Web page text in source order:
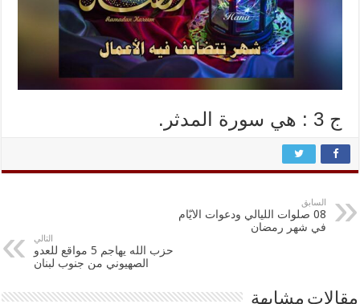
ﺝ 3 : ﻫﻲ ﺳﻮﺭﺓ ﺍﻟﻤﺪﺛﺮ.
السابق
08 صلوات الليالي ودعوات الايّام
في شهر رمضان
التالي
حزب الله يهاجم 5 مواقع للعدو
الصهيوني من جنوب لبنان
مقالات مشابهة